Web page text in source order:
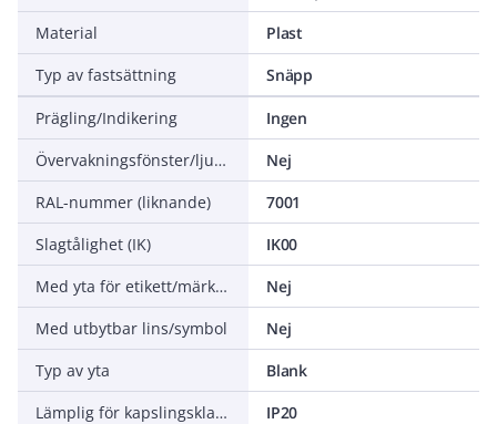
Material
Plast
Typ av fastsättning
Snäpp
Prägling/Indikering
Ingen
Övervakningsfönster/ljusuttag
Nej
RAL-nummer (liknande)
7001
Slagtålighet (IK)
IK00
Med yta för etikett/märkning
Nej
Med utbytbar lins/symbol
Nej
Typ av yta
Blank
Lämplig för kapslingsklass (IP)
IP20